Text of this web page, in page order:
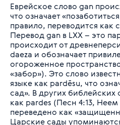
Еврейское слово gan
что означает
правило, переводится как
Переводgan в LXX – это
происходит от
daeza и обозначает
огороженное
«забор»). Это слово
языке как pardēsu, что
сад». В других библейских
как pardes (Песн 4:13,
переведено как
Царские сады